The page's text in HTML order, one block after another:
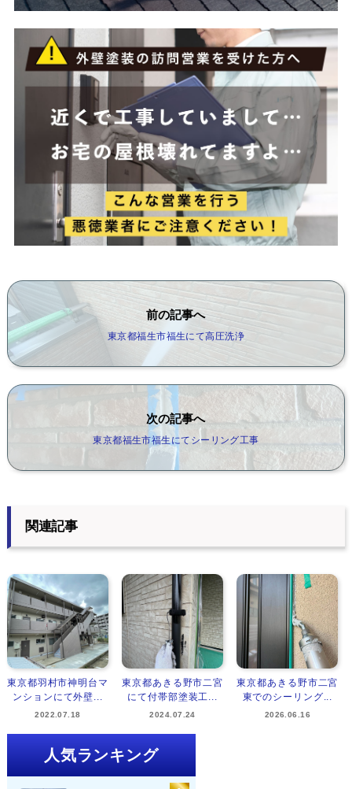
前の記事へ
東京都福生市福生にて高圧洗浄
次の記事へ
東京都福生市福生にてシーリング工事
関連記事
東京都羽村市神明台マ
ンションにて外壁...
2022.07.18
東京都あきる野市二宮
にて付帯部塗装工...
2024.07.24
東京都あきる野市二宮
東でのシーリング...
2026.06.16
人気ランキング